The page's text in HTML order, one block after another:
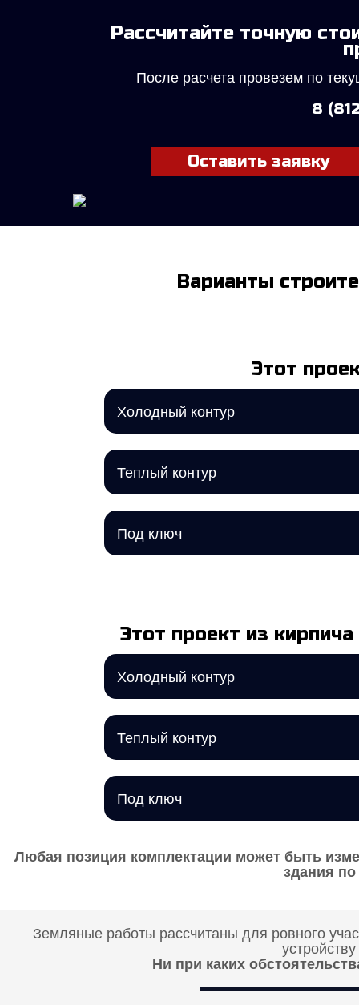
Рассчитайте точную
После расчета провезем по
8
Оставить заявку
Варианты
Этот
Холодный контур
Теплый контур
Под ключ
Этот проект из
Холодный контур
Теплый контур
Под ключ
Любая позиция комплектации может быть
здания
Земляные работы рассчитаны для ровного
Ни при каких